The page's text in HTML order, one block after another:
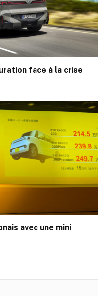
face à la crise
avec une mini